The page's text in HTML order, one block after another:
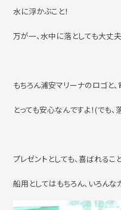
水に浮かぶこと！
万が一、水中に落としても大丈夫
もちろん浦安マリーナのロゴと
とっても安心なんですよ！(でも
プレゼントとしても、喜ばれるこ
船用としてはもちろん、いろんな